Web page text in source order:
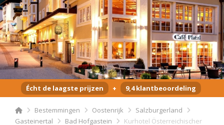
Écht de laagste prijzen + 9,4 klantbeoordeling
Bestemmingen Oostenrijk
Salzburgerland
Gasteinertal
Bad Hofgastein
Kurhotel Österreichischer